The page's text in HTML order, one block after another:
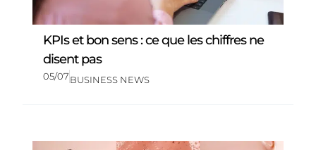
KPIs et bon sens : ce que les chiffres ne
disent pas
05/07BUSINESS NEWS